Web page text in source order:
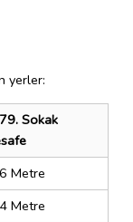
yerler:
Sokak
Metre
Metre